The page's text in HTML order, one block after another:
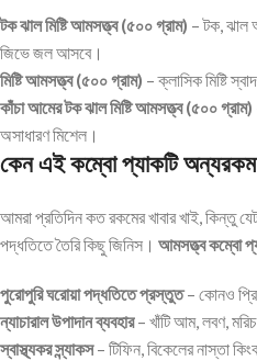
টক ঝাল মিষ্টি আমসত্ত্ব (৫০০ গ্রাম) – টক, ঝাল
জিভে জল আসবে।
মিষ্টি আমসত্ত্ব (৫০০ গ্রাম) – ক্লাসিক মিষ্টি
কাঁচা আমের টক ঝাল মিষ্টি আমসত্ত্ব (৫০০ গ্রাম)
অসাধারণ মিশেল।
কেন এই কম্বো প্যাকটি
আমরা প্রতিদিন কত রকমের খাবার খাই, কিন্তু
পদ্ধতিতে তৈরি কিছু জিনিস। আমসত্ত্ব কম্বো
পুরোপুরি ঘরোয়া পদ্ধতিতে প্রস্তুত– কোনও
ন্যাচারাল উপাদান ব্যবহার– খাঁটি আম, লবণ,
স্বাস্থ্যকর স্ন্যাকস– টিফিন, বিকেলের নাস্তা